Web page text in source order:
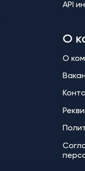
API
О
О